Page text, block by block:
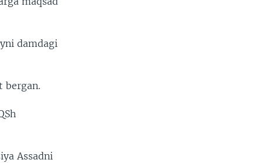
damdagi
bergan.
Assadni